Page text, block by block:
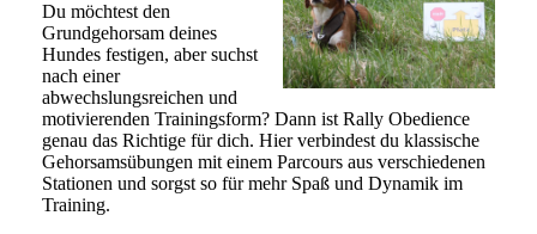
Du möchtest den
Grundgehorsam deines
Hundes festigen, aber suchst
nach einer
abwechslungsreichen und
motivierenden Trainingsform? Dann ist Rally Obedience
genau das Richtige für dich. Hier verbindest du klassische
Gehorsamsübungen mit einem Parcours aus verschiedenen
Stationen und sorgst so für mehr Spaß und Dynamik im
Training.